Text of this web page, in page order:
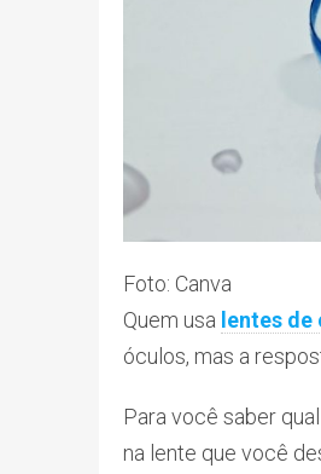
Foto: Canva
Quem usa lentes
óculos, mas a
Para você saber
na lente que você